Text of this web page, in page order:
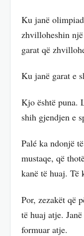
Ku janë
zhvilloheshin
garat që
Ku janë garat e
Kjo është puna.
shih gjendjen e
Palé ka ndonjë
mustaqe, që
kanë të huaj. Të
Por, zezakët që
të huaj atje.
formuar atje.